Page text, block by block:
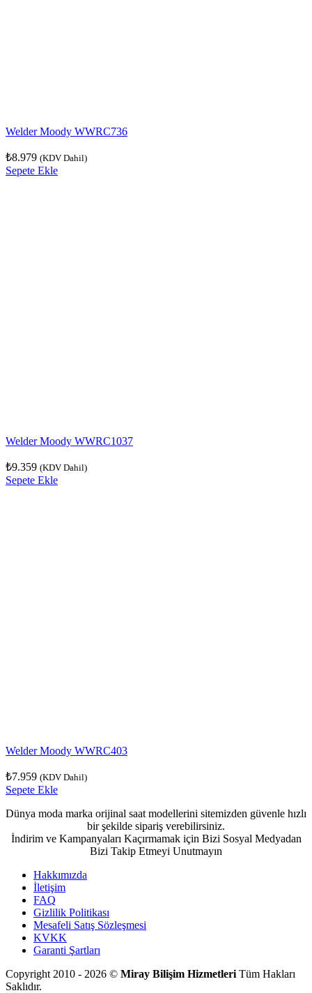
Welder Moody WWRC736
₺8.979 (KDV Dahil)
Sepete Ekle
Welder Moody WWRC1037
₺9.359 (KDV Dahil)
Sepete Ekle
Welder Moody WWRC403
₺7.959 (KDV Dahil)
Sepete Ekle
Dünya moda marka orijinal saat modellerini sitemizden güvenle hızlı
bir şekilde sipariş verebilirsiniz.
İndirim ve Kampanyaları Kaçırmamak için Bizi Sosyal Medyadan
Bizi Takip Etmeyi Unutmayın
Hakkımızda
İletişim
FAQ
Gizlilik Politikası
Mesafeli Satış Sözleşmesi
KVKK
Garanti Şartları
Copyright 2010 - 2026 © Miray Bilişim Hizmetleri Tüm Hakları
Saklıdır.